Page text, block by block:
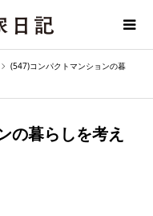
(547)コンパクトマンションの暮
の暮らしを考え